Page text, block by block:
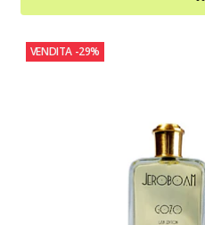
VENDITA -29%